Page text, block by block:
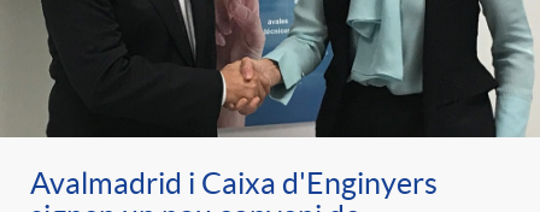
Avalmadrid i Caixa d'Enginyers